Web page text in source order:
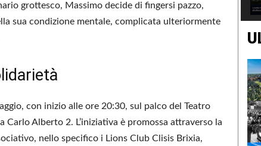
grottesco, Massimo decide di fingersi pazzo,
sua condizione mentale, complicata ulteriormente
con inizio alle ore 20:30, sul palco del Teatro
Carlo Alberto 2. L’iniziativa è promossa attraverso la
nello specifico i Lions Club Clisis Brixia,